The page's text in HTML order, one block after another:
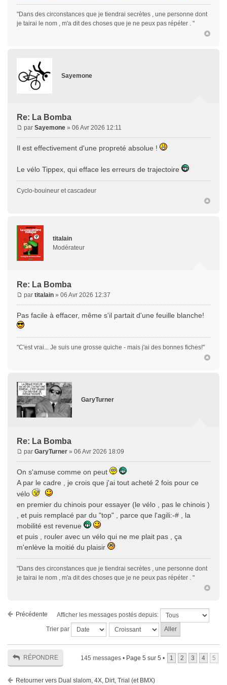
"Dans des circonstances que je tiendrai secrètes , une personne dont
je tairai le nom , m'a dit des choses que je ne peux pas répéter . "
Sayemone
Re: La Bomba
par Sayemone » 06 Avr 2026 12:11
Il est effectivement d'une propreté absolue !
Le vélo Tippex, qui efface les erreurs de trajectoire
Cyclo-bouineur et cascadeur
titalain
Modérateur
Re: La Bomba
par titalain » 06 Avr 2026 12:37
Pas facile à effacer, même s'il partait d'une feuille blanche!
"C'est vrai... Je suis une grosse quiche - mais j'ai des bonnes fiches!"
GaryTurner
Re: La Bomba
par GaryTurner » 06 Avr 2026 18:09
On s'amuse comme on peut
A par le cadre , je crois que j'ai tout acheté 2 fois pour ce
vélo
en premier du chinois pour essayer (le vélo , pas le chinois )
, et puis remplacé par du "top" , parce que l'agili:-# , la
mobilité est revenue
et puis , rouler avec un vélo qui ne me plait pas , ça
m'enlève la moitié du plaisir
"Dans des circonstances que je tiendrai secrètes , une personne dont
je tairai le nom , m'a dit des choses que je ne peux pas répéter . "
Précédente
Afficher les messages postés depuis:
Trier par
RÉPONDRE 145 messages • Page 5 sur 5 • 1 2 3 4 5
Retourner vers Dual slalom, 4X, Dirt, Trial (et BMX)